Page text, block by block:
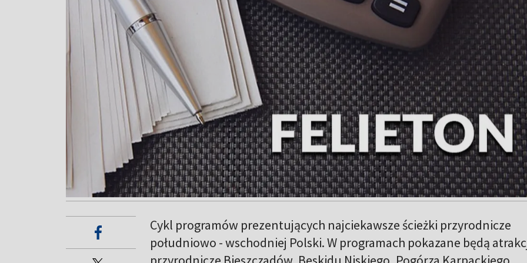
Cykl programów prezentujących najciekawsze ścieżki przyrodnicze
południowo - wschodniej Polski. W programach pokazane będą